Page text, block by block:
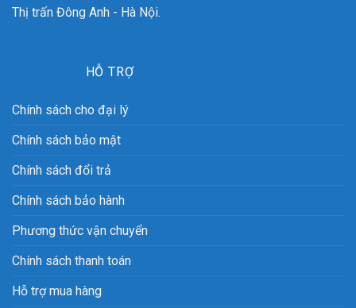
Thị trấn Đông Anh - Hà Nội.
HỖ TRỢ
Chính sách cho đại lý
Chính sách bảo mật
Chính sách đổi trả
Chính sách bảo hành
Phương thức vận chuyển
Chính sách thanh toán
Hỗ trợ mua hàng